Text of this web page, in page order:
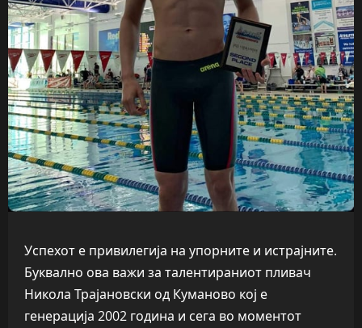
Успехот е привилегија на упорните и истрајните.
Буквално ова важи за талентираниот пливач
Никола Трајановски од Куманово кој е
генерација 2002 година и сега во моментот